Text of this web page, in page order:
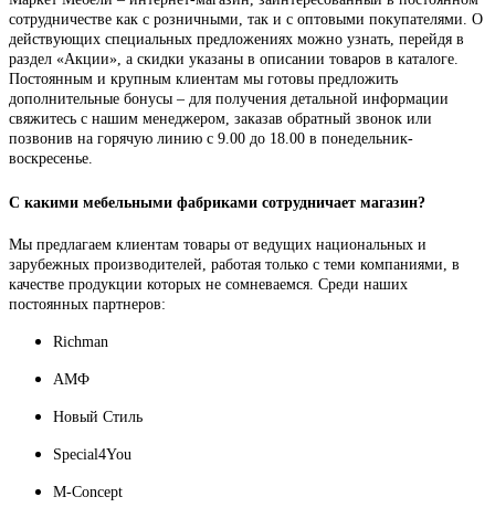
сотрудничестве как с розничными, так и с оптовыми покупателями. О
действующих специальных предложениях можно узнать, перейдя в
раздел «Акции», а скидки указаны в описании товаров в каталоге.
Постоянным и крупным клиентам мы готовы предложить
дополнительные бонусы – для получения детальной информации
свяжитесь с нашим менеджером, заказав обратный звонок или
позвонив на горячую линию с 9.00 до 18.00 в понедельник-
воскресенье.
С какими мебельными фабриками сотрудничает магазин?
Мы предлагаем клиентам товары от ведущих национальных и
зарубежных производителей, работая только с теми компаниями, в
качестве продукции которых не сомневаемся. Среди наших
постоянных партнеров:
Richman
АМФ
Новый Стиль
Special4You
M-Concept